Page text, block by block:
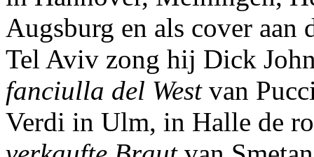
Augsburg en als cover aan
Tel Aviv zong hij Dick
fanciulla del Westvan
Verdi in Ulm, in Halle de